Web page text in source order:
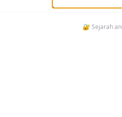
🔐 Sejarah